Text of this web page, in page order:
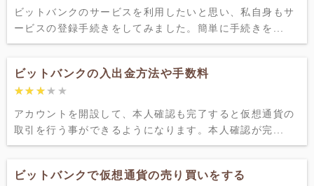
ビットバンクのサービスを利用したいと思い、私自身もサ
ービスの登録手続きをしてみました。簡単に手続きを...
ビットバンクの入出金方法や手数料
★★★★★
★★★★★
アカウントを開設して、本人確認も完了すると仮想通貨の
取引を行う事ができるようになります。本人確認が完...
ビットバンクで仮想通貨の売り買いをする